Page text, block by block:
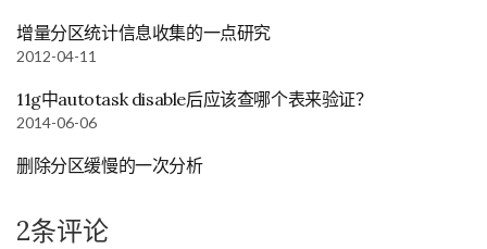
增量分区统计信息收集的一点研究
2012-04-11
11g中autotask disable后应该查哪个表来验证？
2014-06-06
删除分区缓慢的一次分析
2条评论